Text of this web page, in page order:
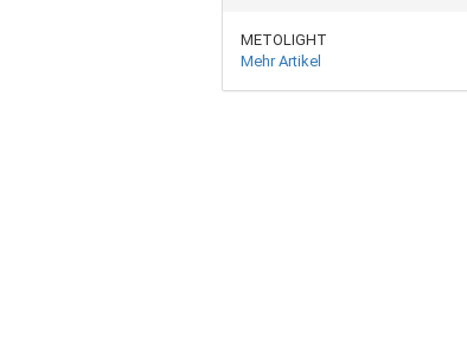
METOLIGHT
Mehr Artikel